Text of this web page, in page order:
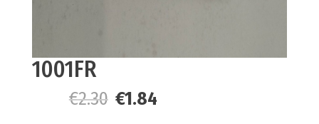
1001FR
€2.30 €1.84